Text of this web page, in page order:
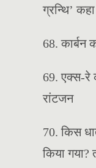
ग्रन्थि’
68. कार्बन
69. एक्स-रे
रांटजन
70. किस
किया गया?